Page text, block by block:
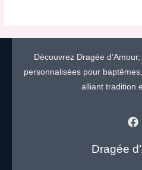
Découvrez Dragée
personnalisées pour
alliant tradition
Dragée